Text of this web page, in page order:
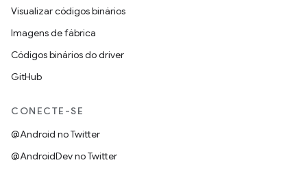
Visualizar códigos binários
Imagens de fábrica
Códigos binários do driver
GitHub
CONECTE-SE
@Android no Twitter
@AndroidDev no Twitter